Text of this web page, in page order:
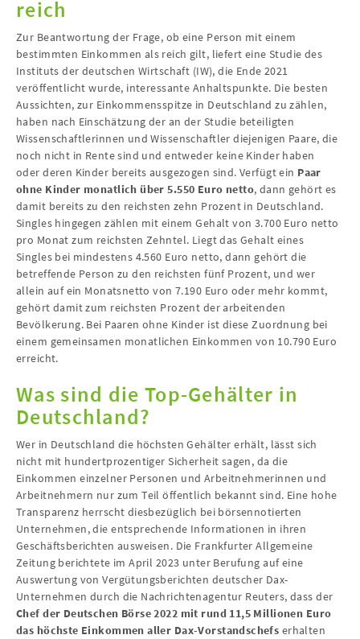
reich
Zur Beantwortung der Frage, ob eine Person mit einem
bestimmten Einkommen als reich gilt, liefert eine Studie des
Instituts der deutschen Wirtschaft (IW), die Ende 2021
veröffentlicht wurde, interessante Anhaltspunkte. Die besten
Aussichten, zur Einkommensspitze in Deutschland zu zählen,
haben nach Einschätzung der an der Studie beteiligten
Wissenschaftlerinnen und Wissenschaftler diejenigen Paare, die
noch nicht in Rente sind und entweder keine Kinder haben
oder deren Kinder bereits ausgezogen sind. Verfügt ein Paar
ohne Kinder monatlich über 5.550 Euro netto, dann gehört es
damit bereits zu den reichsten zehn Prozent in Deutschland.
Singles hingegen zählen mit einem Gehalt von 3.700 Euro netto
pro Monat zum reichsten Zehntel. Liegt das Gehalt eines
Singles bei mindestens 4.560 Euro netto, dann gehört die
betreffende Person zu den reichsten fünf Prozent, und wer
allein auf ein Monatsnetto von 7.190 Euro oder mehr kommt,
gehört damit zum reichsten Prozent der arbeitenden
Bevölkerung. Bei Paaren ohne Kinder ist diese Zuordnung bei
einem gemeinsamen monatlichen Einkommen von 10.790 Euro
erreicht.
Was sind die Top-Gehälter in
Deutschland?
Wer in Deutschland die höchsten Gehälter erhält, lässt sich
nicht mit hundertprozentiger Sicherheit sagen, da die
Einkommen einzelner Personen und Arbeitnehmerinnen und
Arbeitnehmern nur zum Teil öffentlich bekannt sind. Eine hohe
Transparenz herrscht diesbezüglich bei börsennotierten
Unternehmen, die entsprechende Informationen in ihren
Geschäftsberichten ausweisen. Die Frankfurter Allgemeine
Zeitung berichtete im April 2023 unter Berufung auf eine
Auswertung von Vergütungsberichten deutscher Dax-
Unternehmen durch die Nachrichtenagentur Reuters, dass der
Chef der Deutschen Börse 2022 mit rund 11,5 Millionen Euro
das höchste Einkommen aller Dax-Vorstandschefs erhalten